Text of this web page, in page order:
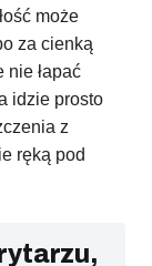
może
za cienką
nie łapać
idzie prosto
z
ręką pod